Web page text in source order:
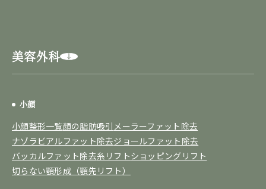
美容外科
小顔
小顔整形一覧顔の脂肪吸引 メーラーファット除去
ナゾラビアルファット除去ジョールファット除去
バッカルファット除去糸リフトショッピングリフト
切らない顎形成（顎先リフト）